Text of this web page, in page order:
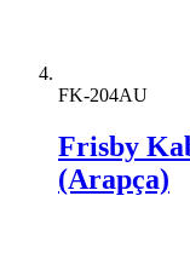
FK-204AU
Frisby
(Arapça)